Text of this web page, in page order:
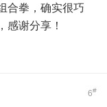
合拳，确实很巧
感谢分享！
6#